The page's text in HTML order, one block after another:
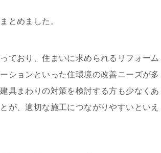
とめました。
ており、住まいに求められるリフォーム
ションといった住環境の改善ニーズが多
具まわりの対策を検討する方も少なくあ
が、適切な施工につながりやすいといえ